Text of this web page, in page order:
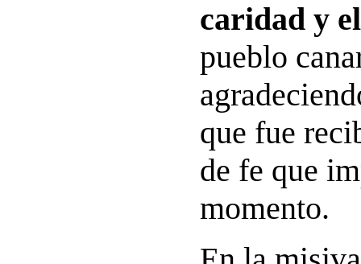
caridad y
pueblo
que fue
de fe que
momento.